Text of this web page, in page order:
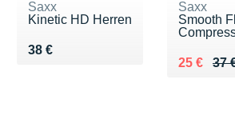
Saxx
Kinetic HD Herren
38 €
Vendu 38 €
Saxx
Smooth
37
Au lieu
25 €
Vendu